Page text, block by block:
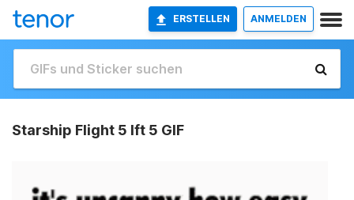
ERSTELLEN ANMELDEN
Starship Flight 5 Ift 5 GIF